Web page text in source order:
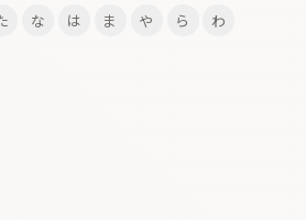
な は ま や ら わ